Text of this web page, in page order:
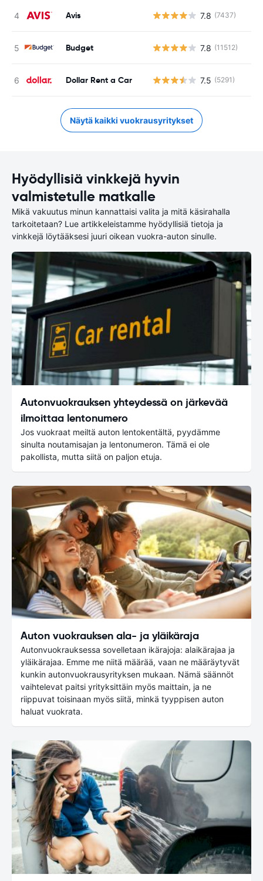
Avis 7.8 (7437)
Budget 7.8 (11512)
Dollar Rent a Car 7.5 (5291)
Näytä kaikki vuokrausyritykset
Hyödyllisiä vinkkejä hyvin
valmistetulle matkalle
Mikä vakuutus minun kannattaisi valita ja mitä käsirahalla
tarkoitetaan? Lue artikkeleistamme hyödyllisiä tietoja ja
vinkkejä löytääksesi juuri oikean vuokra-auton sinulle.
Autonvuokrauksen yhteydessä on järkevää
ilmoittaa lentonumero
Jos vuokraat meiltä auton lentokentältä, pyydämme
sinulta noutamisajan ja lentonumeron. Tämä ei ole
pakollista, mutta siitä on paljon etuja.
Auton vuokrauksen ala- ja yläikäraja
Autonvuokrauksessa sovelletaan ikärajoja: alaikärajaa ja
yläikärajaa. Emme me niitä määrää, vaan ne määräytyvät
kunkin autonvuokrausyrityksen mukaan. Nämä säännöt
vaihtelevat paitsi yrityksittäin myös maittain, ja ne
riippuvat toisinaan myös siitä, minkä tyyppisen auton
haluat vuokrata.